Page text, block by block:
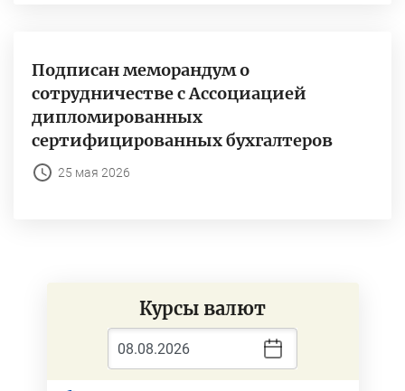
Подписан меморандум о
сотрудничестве с Ассоциацией
дипломированных
сертифицированных бухгалтеров
25 мая 2026
Курсы валют